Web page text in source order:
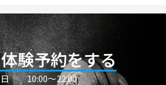
験予約をする
日10:00〜22:00